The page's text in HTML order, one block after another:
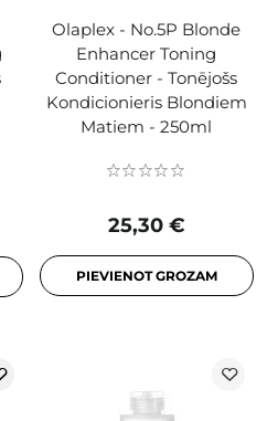
Olaplex - No.5P Blonde
Enhancer Toning
Conditioner - Tonējošs
Kondicionieris Blondiem
Matiem - 250ml
25,30 €
PIEVIENOT GROZAM